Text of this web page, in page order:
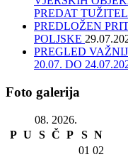
PREDAT
PREDLOŽEN
POLJSKE
PREGLED
20.07. DO
Foto galerija
08. 2026.
P U S Č P S N
01 02